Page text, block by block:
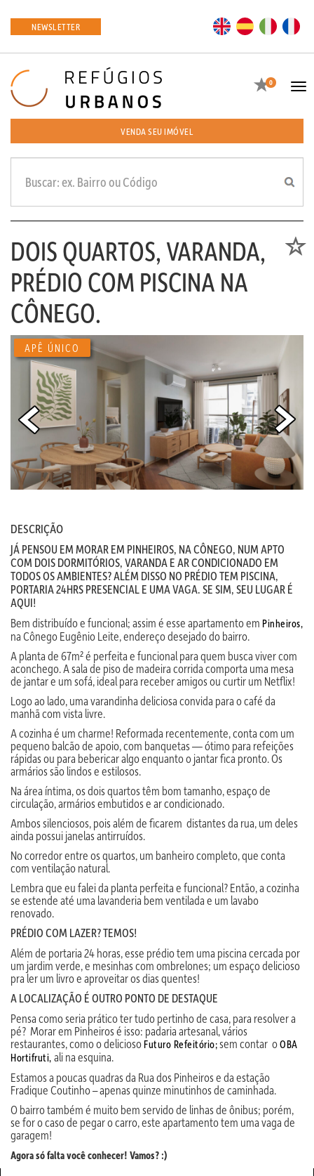
NEWSLETTER EN ES
Favoritos
0
VENDA SEU IMÓVEL
DOIS QUARTOS, VARANDA,
PRÉDIO COM PISCINA NA
CÔNEGO.
APÊ ÚNICO
DESCRIÇÃO
JÁ PENSOU EM MORAR EM PINHEIROS, NA CÔNEGO, NUM APTO
COM DOIS DORMITÓRIOS, VARANDA E AR CONDICIONADO EM
TODOS OS AMBIENTES? ALÉM DISSO NO PRÉDIO TEM PISCINA,
PORTARIA 24HRS PRESENCIAL E UMA VAGA. SE SIM, SEU LUGAR É
AQUI!
Bem distribuído e funcional; assim é esse apartamento em Pinheiros,
na Cônego Eugênio Leite, endereço desejado do bairro.
A planta de 67m² é perfeita e funcional para quem busca viver com
aconchego. A sala de piso de madeira corrida comporta uma mesa
de jantar e um sofá, ideal para receber amigos ou curtir um Netflix!
Logo ao lado, uma varandinha deliciosa convida para o café da
manhã com vista livre.
A cozinha é um charme! Reformada recentemente, conta com um
pequeno balcão de apoio, com banquetas — ótimo para refeições
rápidas ou para bebericar algo enquanto o jantar fica pronto. Os
armários são lindos e estilosos.
Na área íntima, os dois quartos têm bom tamanho, espaço de
circulação, armários embutidos e ar condicionado.
Ambos silenciosos, pois além de ficarem distantes da rua, um deles
ainda possui janelas antirruídos.
No corredor entre os quartos, um banheiro completo, que conta
com ventilação natural.
Lembra que eu falei da planta perfeita e funcional? Então, a cozinha
se estende até uma lavanderia bem ventilada e um lavabo
renovado.
PRÉDIO COM LAZER? TEMOS!
Além de portaria 24 horas, esse prédio tem uma piscina cercada por
um jardim verde, e mesinhas com ombrelones; um espaço delicioso
pra ler um livro e aproveitar os dias quentes!
A LOCALIZAÇÃO É OUTRO PONTO DE DESTAQUE
Pensa como seria prático ter tudo pertinho de casa, para resolver a
pé? Morar em Pinheiros é isso: padaria artesanal, vários
restaurantes, como o delicioso Futuro Refeitório;sem contar oOBA
Hortifruti, ali na esquina.
Estamos a poucas quadras da Rua dos Pinheiros e da estação
Fradique Coutinho – apenas quinze minutinhos de caminhada.
O bairro também é muito bem servido de linhas de ônibus; porém,
se for o caso de pegar o carro, este apartamento tem uma vaga de
garagem!
Agora só falta você conhecer! Vamos? :)